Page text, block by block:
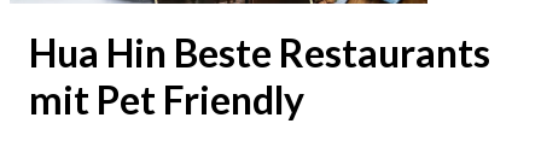
Hua Hin Beste Restaurants
mit Pet Friendly